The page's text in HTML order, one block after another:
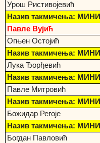
Урош Ристивојевић
Назив такмичења:
Павле Вујић
Огњен Остојић
Назив такмичења:
Лука Ђорђевић
Назив такмичења:
Павле Митровић
Назив такмичења:
Божидар Регоје
Назив такмичења:
Богдан Павловић